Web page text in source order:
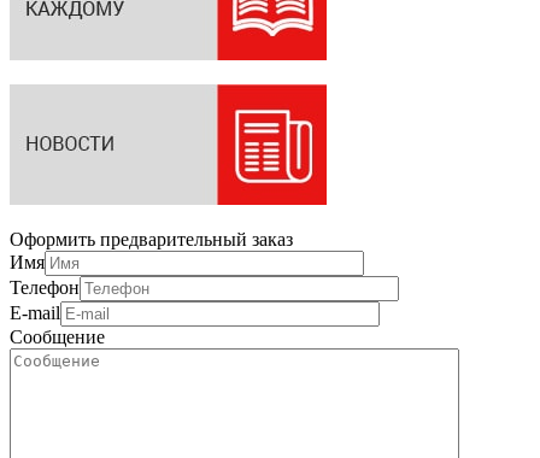
Оформить предварительный заказ
Имя
Телефон
E-mail
Сообщение